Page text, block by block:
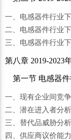
一、电感器件行业
二、电感器件行业
三、电感器件行业
第八章 2019-2023
第一节 电感器
一、现有企业间竞争
二、潜在进入者分析
三、替代品威胁分析
四、供应商议价能力